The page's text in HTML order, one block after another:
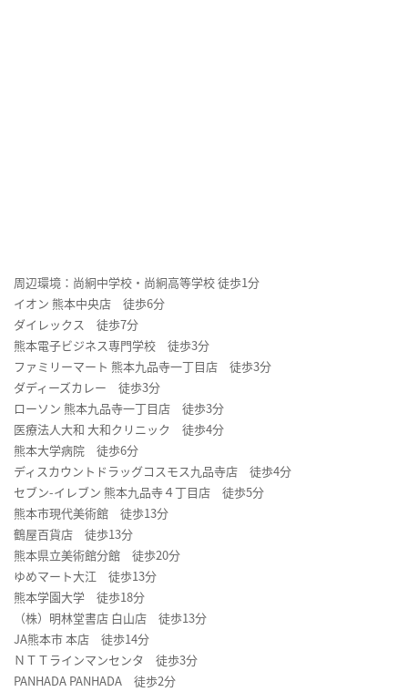
周辺環境：尚絅中学校・尚絅高等学校 徒歩1分
イオン 熊本中央店 徒歩6分
ダイレックス 徒歩7分
熊本電子ビジネス専門学校 徒歩3分
ファミリーマート 熊本九品寺一丁目店 徒歩3分
ダディーズカレー 徒歩3分
ローソン 熊本九品寺一丁目店 徒歩3分
医療法人大和 大和クリニック 徒歩4分
熊本大学病院 徒歩6分
ディスカウントドラッグコスモス九品寺店 徒歩4分
セブン-イレブン 熊本九品寺４丁目店 徒歩5分
熊本市現代美術館 徒歩13分
鶴屋百貨店 徒歩13分
熊本県立美術館分館 徒歩20分
ゆめマート大江 徒歩13分
熊本学園大学 徒歩18分
（株）明林堂書店 白山店 徒歩13分
JA熊本市 本店 徒歩14分
ＮＴＴラインマンセンタ 徒歩3分
PANHADA PANHADA 徒歩2分